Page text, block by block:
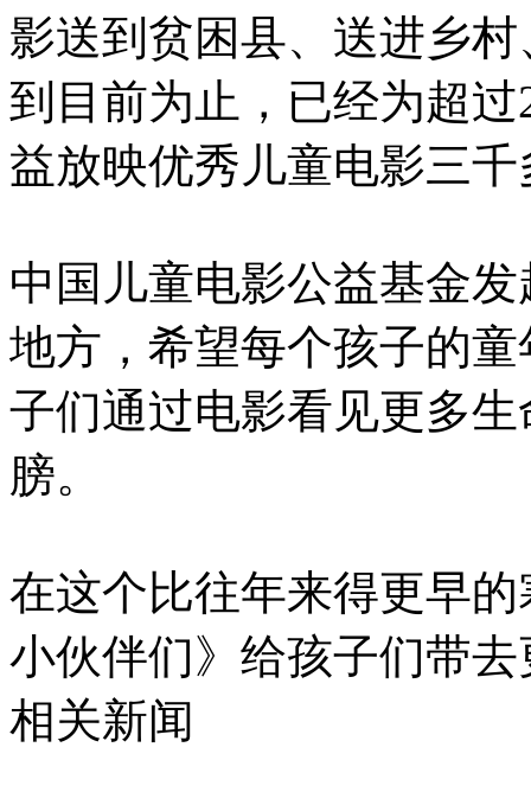
影送到贫困县、送进乡
到目前为止，已经为超
益放映优秀儿童电影三千
中国儿童电影公益基金
地方，希望每个孩子的
子们通过电影看见更多
膀。
在这个比往年来得更早
小伙伴们》给孩子们带
相关新闻